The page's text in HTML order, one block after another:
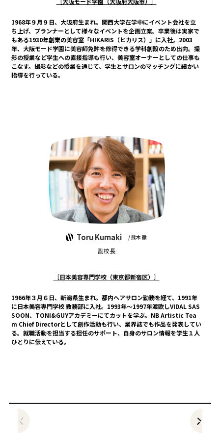
1968年９月９日、大阪府生まれ。関西大学在学中にイベント会社を立
ち上げ、プランナーとして様々なイベントを企画立案。卒業後は実家で
もある1930年創業の美容室「HIKARIS（ヒカリス）」に入社。2003
年、大阪モード学園に美容師免許を修得できる学科創設のため出向。撮
影の授業など学生への直接指導も行い、美容室オーナーとしての仕事も
こなす。撮影などの授業を通じて、学生とサロンのマッチングに細かい
指導を行っている。
Toru Kumaki / 熊木 徹
副校長
［日本美容専門学校（東京都新宿区）］
1966年３月６日、新潟県生まれ。都内ヘアサロン勤務を経て、1991年
に日本美容専門学校 教務部に入社。1993年～1997年渡欧しVIDAL SAS
SOON、TONI&GUYアカデミーにてカットを学ぶ。NB Artistic Tea
m Chief Directorとして創作活動も行い、業界誌でも作品を発表してい
る。就職活動を担当する担任のサポート、自身のサロン情報を学生１人
ひとりに伝えている。